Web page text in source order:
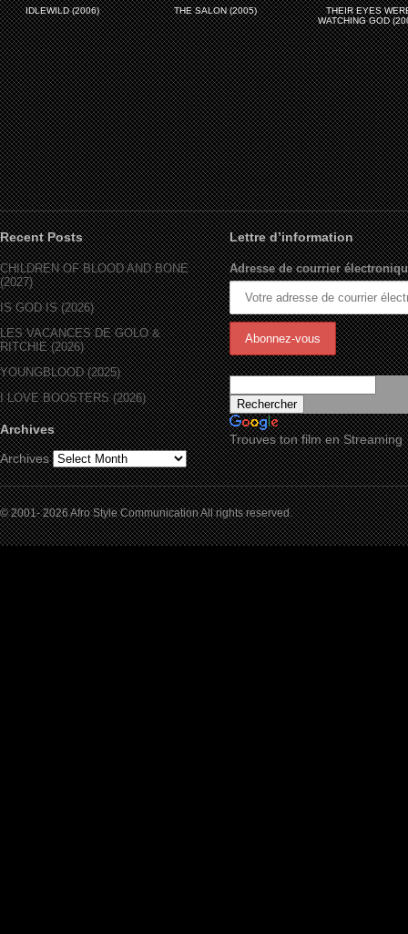
IDLEWILD (2006) THE SALON (2005)
THEIR EYES
WATCHING GOD
Recent Posts
CHILDREN OF BLOOD AND BONE
(2027)
IS GOD IS (2026)
LES VACANCES DE GOLO &
RITCHIE (2026)
YOUNGBLOOD (2025)
I LOVE BOOSTERS (2026)
Archives
Archives
Lettre d’information
Adresse de courrier
Trouves ton film en Streaming
© 2001- 2026 Afro Style Communication All rights reserved.